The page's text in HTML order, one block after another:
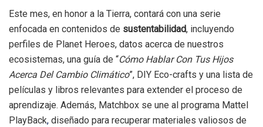
Este mes, en honor a la Tierra, contará con una serie
enfocada en contenidos de sustentabilidad, incluyendo
perfiles de Planet Heroes, datos acerca de nuestros
ecosistemas, una guía de “Cómo Hablar Con Tus Hijos
Acerca Del Cambio Climático”, DIY Eco-crafts y una lista de
películas y libros relevantes para extender el proceso de
aprendizaje. Además, Matchbox se une al programa Mattel
PlayBack, diseñado para recuperar materiales valiosos de